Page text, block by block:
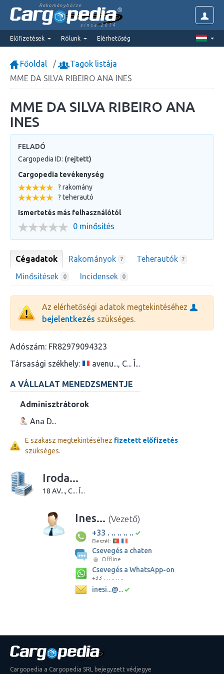
Rakománybörze
since 2014
Előfizetések Rólunk Elérhetőség
Főoldal
Tagok listája
MME DA SILVA RIBEIRO ANA INES
MME DA SILVA RIBEIRO ANA
INES
FELADÓ
Cargopedia ID: (rejtett)
Cargopedia tevékenység
? rakomány
? teherautó
Ismertetés más felhasználótól
0 minősítés
Cégadatok Rakományok ? Teherautók ?
Minősítések 0 Incidensek 0
Az elérhetőségi adatok megtekintéséhez
bejelentkezés szükséges.
Adószám: FR82979094323
Társasági székhely:
avenu..., C... Î...
A VÁLLALAT MENEDZSMENTJE
Adminisztrátorok
Ana D...
E szakasz megtekintéséhez fizetett előfizetés
szükséges.
Iroda...
18 AV..., C... Î...
Ines... (Vezető)
+33 . .. .. .. ..
Beszél:
Csevegés a chaten
Offline
Csevegés a WhatsApp-on
+33 . .. .. .. ..
inesi...@...
Cargopedia a Cargopedia SRL bejegyzett védjegye